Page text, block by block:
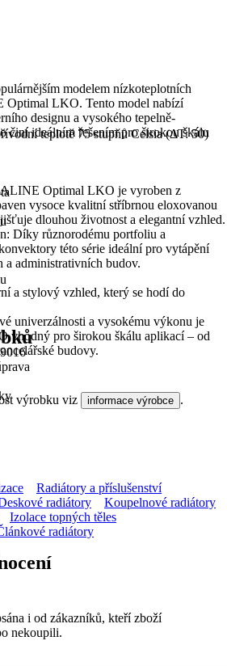
teplotě 75 stupňů Celsia (ΔT: 50)
modelem nízkoteplotních
LKO. Tento model nabízí
designu a vysokého tepelně-
činí ideálním řešením pro širokou škálu
Optimal LKO je vyroben z
vysoce kvalitní stříbrnou eloxovanou
dlouhou životnost a elegantní vzhled.
Díky různorodému portfoliu a
této série ideální pro vytápění
administrativních budov.
a stylový vzhled, který se hodí do
univerzálnosti a vysokému výkonu je
pro širokou škálu aplikací – od
budovy.
výrobku viz informace výrobce .
Radiátory a příslušenství
radiátory
Koupelnové radiátory
Izolace topných těles
radiátory
i od zákazníků, kteří zboží
nekoupili.